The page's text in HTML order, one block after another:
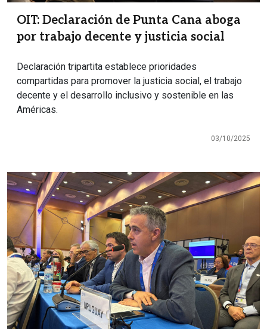
OIT: Declaración de Punta Cana aboga
por trabajo decente y justicia social
Declaración tripartita establece prioridades
compartidas para promover la justicia social, el trabajo
decente y el desarrollo inclusivo y sostenible en las
Américas.
03/10/2025
Imagen